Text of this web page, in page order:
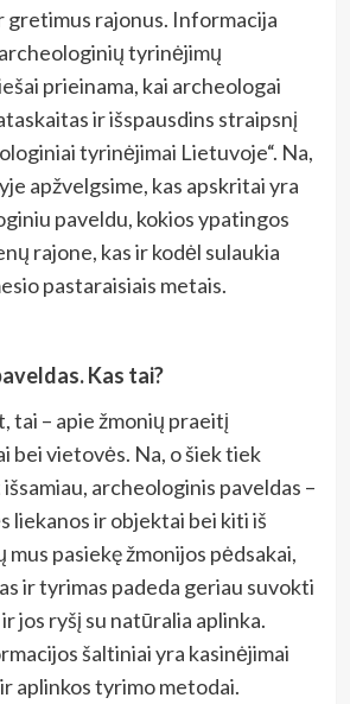
gretimus rajonus. Informacija
tyrinėjimų
prieinama, kai archeologai
ir išspausdins straipsnį
tyrinėjimai Lietuvoje“. Na,
apžvelgsime, kas apskritai yra
paveldu, kokios ypatingos
rajone, kas ir kodėl sulaukia
pastaraisiais metais.
Kas tai?
tai – apie žmonių praeitį
bei vietovės. Na, o šiek tiek
archeologinis paveldas –
liekanos ir objektai bei kiti iš
pasiekę žmonijos pėdsakai,
ir tyrimas padeda geriau suvokti
jos ryšį su natūralia aplinka.
šaltiniai yra kasinėjimai
aplinkos tyrimo metodai.